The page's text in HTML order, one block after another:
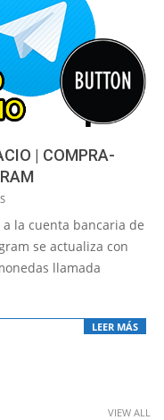
| COMPRA-
la cuenta bancaria de
se actualiza con
llamada
LEER MÁS
VIEW ALL